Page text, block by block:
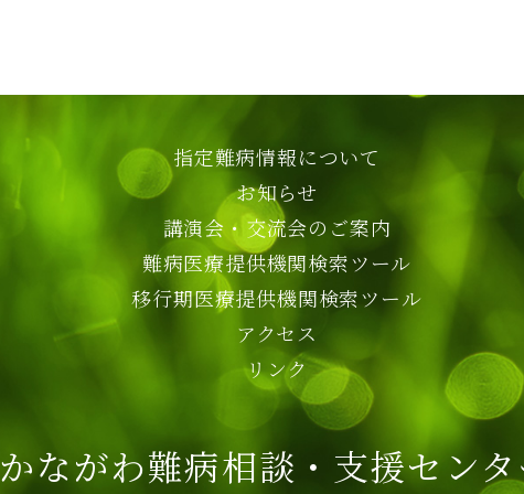
指定難病情報について
お知らせ
講演会・交流会のご案内
難病医療提供機関検索ツール
移行期医療提供機関検索ツール
アクセス
リンク
かながわ難病相談・支援セン